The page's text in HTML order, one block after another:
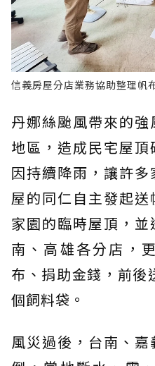
信義房屋分店業務協助整理帆
丹娜絲颱風帶來的
地區，造成民宅屋
因持續降雨，讓許
屋的同仁自主發起
家園的臨時屋頂，
南、高雄各分店，
布、捐助金錢，前後
個飼料袋。
風災過後，台南、